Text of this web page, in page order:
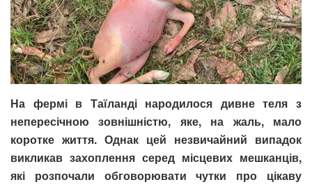
На фермі в Таїланді народилося дивне теля з
непересічною зовнішністю, яке, на жаль, мало
коротке життя. Однак цей незвичайний випадок
викликав захоплення серед місцевих мешканців,
які розпочали обговорювати чутки про цікаву